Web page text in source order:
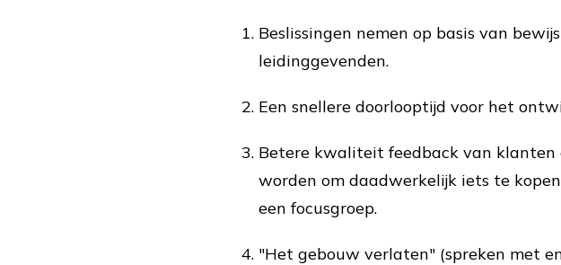
Beslissingen nemen op basis van
leidinggevenden.
Een snellere doorlooptijd voor het
Betere kwaliteit feedback van klanten
worden om daadwerkelijk iets te
een focusgroep.
"Het gebouw verlaten" (spreken met